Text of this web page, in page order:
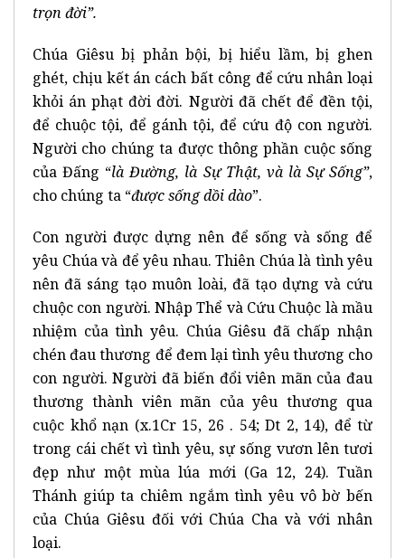
trọn đời”.
Chúa Giêsu bị phản bội, bị hiểu lầm, bị ghen
ghét, chịu kết án cách bất công để cứu nhân loại
khỏi án phạt đời đời. Người đã chết để đền tội,
để chuộc tội, để gánh tội, để cứu độ con người.
Người cho chúng ta được thông phần cuộc sống
của Đấng “là Đường, là Sự Thật, và là Sự Sống”,
cho chúng ta “được sống dồi dào”.
Con người được dựng nên để sống và sống để
yêu Chúa và để yêu nhau. Thiên Chúa là tình yêu
nên đã sáng tạo muôn loài, đã tạo dựng và cứu
chuộc con người. Nhập Thể và Cứu Chuộc là mầu
nhiệm của tình yêu. Chúa Giêsu đã chấp nhận
chén đau thương để đem lại tình yêu thương cho
con người. Người đã biến đổi viên mãn của đau
thương thành viên mãn của yêu thương qua
cuộc khổ nạn (x.1Cr 15, 26 . 54; Dt 2, 14), để từ
trong cái chết vì tình yêu, sự sống vươn lên tươi
đẹp như một mùa lúa mới (Ga 12, 24). Tuần
Thánh giúp ta chiêm ngắm tình yêu vô bờ bến
của Chúa Giêsu đối với Chúa Cha và với nhân
loại.